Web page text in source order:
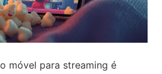
móvel para streaming é